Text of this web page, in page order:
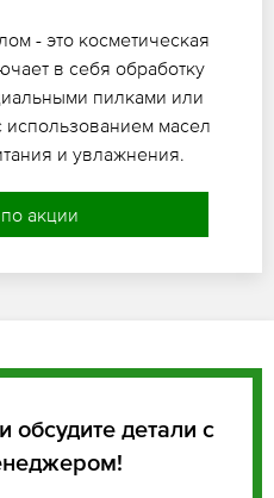
- это косметическая
в себя обработку
пилками или
масел
и увлажнения.
акции
обсудите детали с